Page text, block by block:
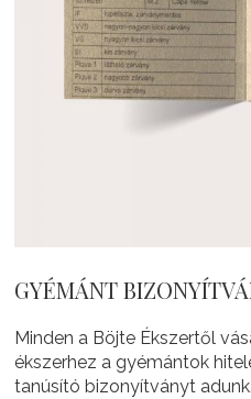
GYÉMÁNT
Minden a Böjte Ékszertől
ékszerhez a gyémántok
tanúsító bizonyítványt